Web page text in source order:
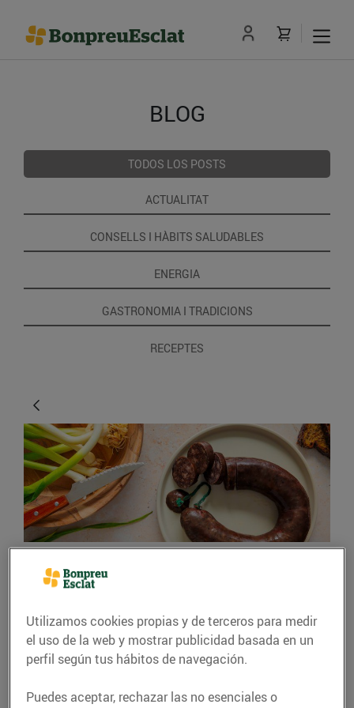
BLOG
TODOS LOS POSTS
ACTUALITAT
CONSELLS I HÀBITS SALUDABLES
ENERGIA
GASTRONOMIA I TRADICIONS
RECEPTES
GASTRONOMÍA Y TRADICIONES
Prepara't per al dijous
llarder!
El Carnaval va des de dijous
gras o llarder fins a dimecres
Utilizamos cookies propias y de terceros para medir
el uso de la web y mostrar publicidad basada en un
perfil según tus hábitos de navegación.
Puedes aceptar, rechazar las no esenciales o